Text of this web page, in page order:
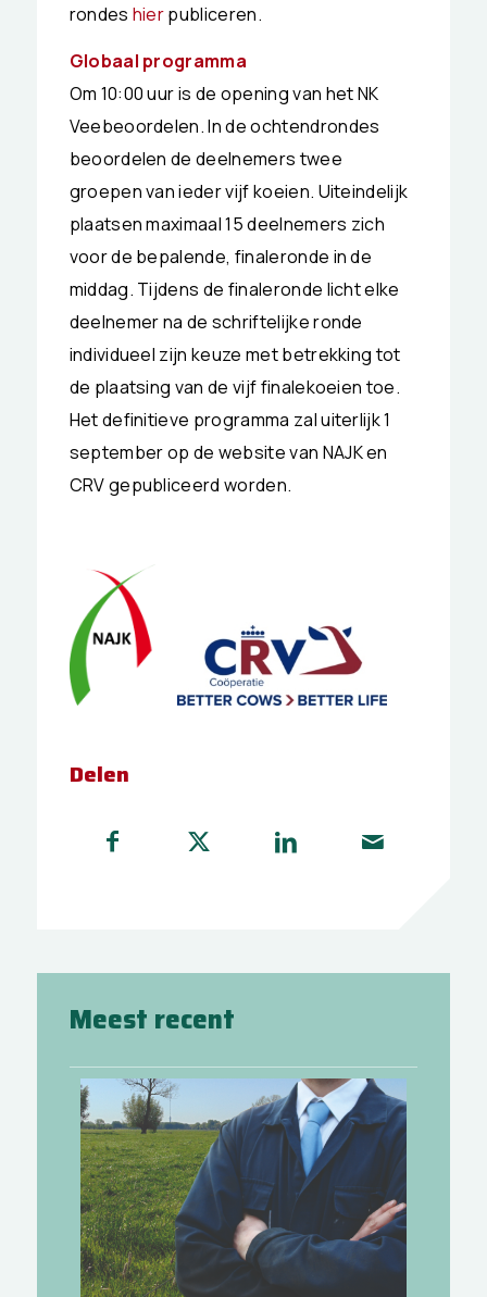
rondes hierpubliceren.
Globaal programma
Om 10:00 uur is de opening van het NK
Veebeoordelen. In de ochtendrondes
beoordelen de deelnemers twee
groepen van ieder vijf koeien. Uiteindelijk
plaatsen maximaal 15 deelnemers zich
voor de bepalende, finaleronde in de
middag. Tijdens de finaleronde licht elke
deelnemer na de schriftelijke ronde
individueel zijn keuze met betrekking tot
de plaatsing van de vijf finalekoeien toe.
Het definitieve programma zal uiterlijk 1
september op de website van NAJK en
CRV gepubliceerd worden.
Delen
Meest recent